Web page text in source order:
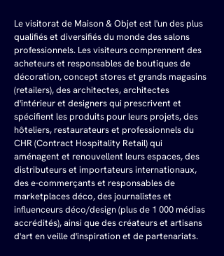
Le visitorat de Maison & Objet est l'un des plus
qualifiés et diversifiés du monde des salons
professionnels. Les visiteurs comprennent des
acheteurs et responsables de boutiques de
décoration, concept stores et grands magasins
(retailers), des architectes, architectes
d'intérieur et designers qui prescrivent et
spécifient les produits pour leurs projets, des
hôteliers, restaurateurs et professionnels du
CHR (Contract Hospitality Retail) qui
aménagent et renouvellent leurs espaces, des
distributeurs et importateurs internationaux,
des e-commerçants et responsables de
marketplaces déco, des journalistes et
influenceurs déco/design (plus de 1 000 médias
accrédités), ainsi que des créateurs et artisans
d'art en veille d'inspiration et de partenariats.